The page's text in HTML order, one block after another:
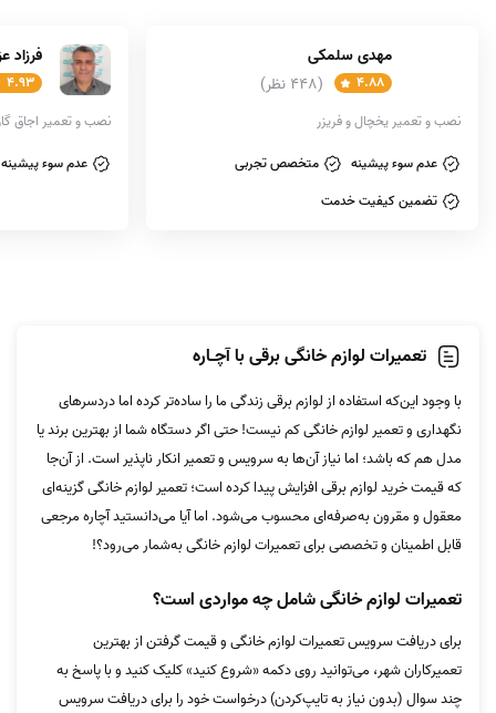
مهدی سلمکی
4.88 (448 نظر)
نصب و تعمیر یخچال و فریزر
عدم سوء پیشینه
متخصص تجربی
تضمین کیفیت خدمت
4.93
نصب و تعمیر اجاق
عدم سوء پیشینه
تعمیرات لوازم خانگی برقی با آچــاره
با وجود این‌که استفاده از لوازم برقی زندگی ما را ساده‌تر کرده اما دردسرهای
نگهداری و تعمیر لوازم خانگی کم نیست! حتی اگر دستگاه شما از بهترین برند یا
مدل هم که باشد؛ اما نیاز آن‌ها به سرویس و تعمیر انکار ناپذیر است. از آن‌جا
که قیمت خرید لوازم برقی افزایش پیدا کرده است؛ تعمیر لوازم خانگی گزینه‌ای
معقول و مقرون به‌صرفه‌ای محسوب می‌شود. اما آیا می‌دانستید آچاره مرجعی
قابل اطمینان و تخصصی برای تعمیرات لوازم خانگی به‌شمار می‌رود؟!
تعمیرات لوازم خانگی شامل چه مواردی است؟
برای دریافت سرویس تعمیرات لوازم خانگی و قیمت گرفتن از بهترین
تعمیرکاران شهر، می‌توانید روی دکمه «شروع کنید» کلیک کنید و با پاسخ به
چند سوال (بدون نیاز به تایپ‌کردن) درخواست خود را برای دریافت سرویس